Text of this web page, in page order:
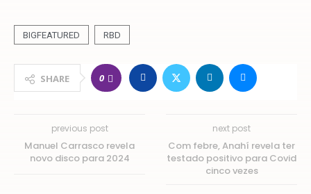
BIGFEATURED RBD
SHARE 0
previous post
Manuel Carrasco revela
novo disco para 2024
next post
Com febre, Anahí revela ter
testado positivo para Covid
cinco vezes